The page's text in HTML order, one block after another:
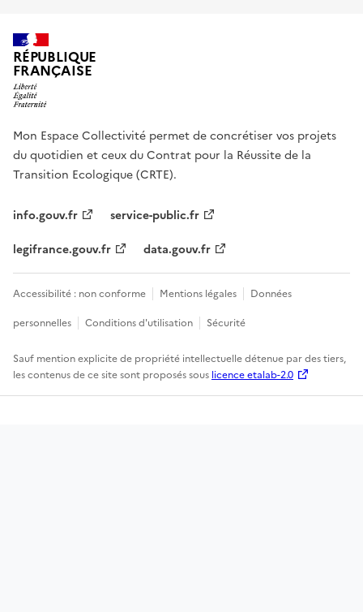
RÉPUBLIQUE
FRANÇAISE
Mon Espace Collectivité permet de concrétiser vos projets
du quotidien et ceux du Contrat pour la Réussite de la
Transition Ecologique (CRTE).
info.gouv.fr
service-public.fr
legifrance.gouv.fr
data.gouv.fr
Accessibilité : non conforme Mentions légales
Données
personnelles
Conditions d'utilisation Sécurité
Sauf mention explicite de propriété intellectuelle détenue par des tiers,
les contenus de ce site sont proposés sous licence etalab-2.0